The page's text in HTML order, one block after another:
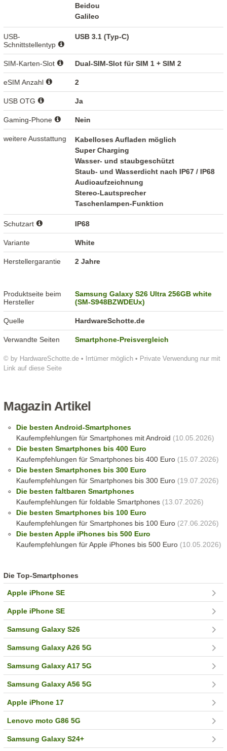
© by HardwareSchotte.de • Irrtümer möglich • Private Verwendung nur mit
Link auf diese Seite
Beidou
Galileo
USB-
Schnittstellentyp
USB 3.1 (Typ-C)
SIM-Karten-Slot Dual-SIM-Slot für SIM 1 + SIM 2
eSIM Anzahl 2
USB OTG Ja
Gaming-Phone Nein
weitere Ausstattung
Kabelloses Aufladen möglich
Super Charging
Wasser- und staubgeschützt
Staub- und Wasserdicht nach IP67 / IP68
Audioaufzeichnung
Stereo-Lautsprecher
Taschenlampen-Funktion
Schutzart IP68
Variante White
Herstellergarantie 2 Jahre
Produktseite beim
Hersteller
Samsung Galaxy S26 Ultra 256GB white
(SM-S948BZWDEUx)
Quelle HardwareSchotte.de
Verwandte Seiten Smartphone-Preisvergleich
Magazin Artikel
Die besten Android-Smartphones
Kaufempfehlungen für Smartphones mit Android (10.05.2026)
Die besten Smartphones bis 400 Euro
Kaufempfehlungen für Smartphones bis 400 Euro(15.07.2026)
Die besten Smartphones bis 300 Euro
Kaufempfehlungen für Smartphones bis 300 Euro(19.07.2026)
Die besten faltbaren Smartphones
Kaufempfehlungen für foldable Smartphones(13.07.2026)
Die besten Smartphones bis 100 Euro
Kaufempfehlungen für Smartphones bis 100 Euro(27.06.2026)
Die besten Apple iPhones bis 500 Euro
Kaufempfehlungen für Apple iPhones bis 500 Euro(10.05.2026)
Die Top-Smartphones
Apple iPhone SE
Apple iPhone SE
Samsung Galaxy S26
Samsung Galaxy A26 5G
Samsung Galaxy A17 5G
Samsung Galaxy A56 5G
Apple iPhone 17
Lenovo moto G86 5G
Samsung Galaxy S24+